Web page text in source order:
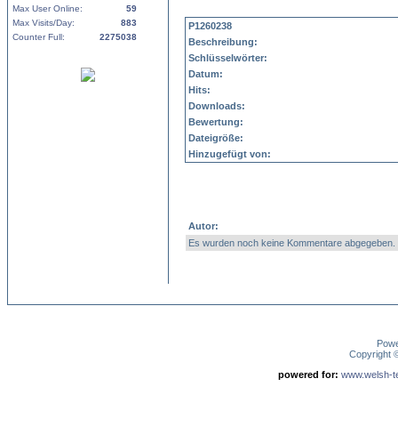
Max User Online:
59
Max Visits/Day:
883
Counter Full:
2275038
P1260238
Beschreibung:
Schlüsselwörter:
Datum:
Hits:
Downloads:
Bewertung:
Dateigröße:
Hinzugefügt von:
Autor:
Es wurden noch keine Kommentare abgegeben.
Copyright
powered for: www.welsh-